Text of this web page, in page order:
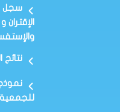
سجل
نتائج
للجمعية